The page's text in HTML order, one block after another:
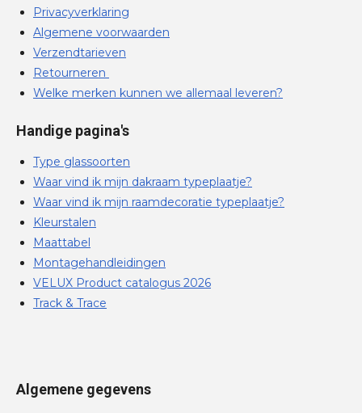
Privacyverklaring
Algemene voorwaarden
Verzendtarieven
Retourneren
Welke merken kunnen we allemaal leveren?
Handige pagina's
Type glassoorten
Waar vind ik mijn dakraam typeplaatje?
Waar vind ik mijn raamdecoratie typeplaatje?
Kleurstalen
Maattabel
Montagehandleidingen
VELUX Product catalogus 2026
Track & Trace
Algemene gegevens